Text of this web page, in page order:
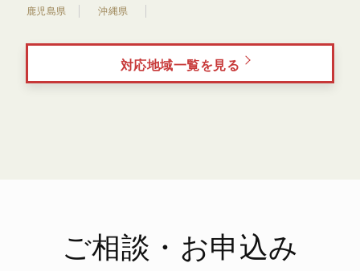
鹿児島県
沖縄県
対応地域一覧を見る
ご相談・お申込み